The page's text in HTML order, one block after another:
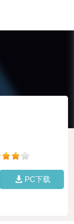
PC下载